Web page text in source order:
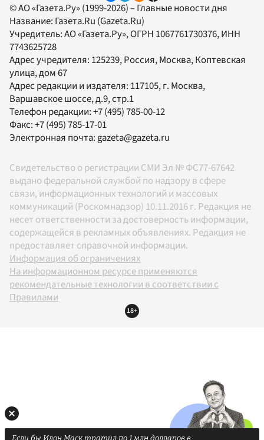
© АО «Газета.Ру» (1999-2026) – Главные новости дня
Название: Газета.Ru (Gazeta.Ru)
Учредитель:АО «Газета.Ру», ОГРН 1067761730376, ИНН
7743625728
Адрес учредителя: 125239, Россия, Москва, Коптевская
улица, дом 67
Адрес редакции и издателя: 117105, г. Москва,
Варшавское шоссе, д.9, стр.1
Телефон редакции:+7 (495) 785-00-12
Факс:+7 (495) 785-17-01
Электронная почта:gazeta@gazeta.ru
Свидетельство о регистрации СМИ Эл № ФС77-67642
выдано федеральной службой по надзору в сфере
связи, информационных технологий и массовых
коммуникаций (Роскомнадзор) 10.11.2016 г. Редакция не
несет ответственности за достоверность информации,
содержащейся в рекламных объявлениях. Редакция не
предоставляет справочной информации.
Информация об ограничениях
На информационном ресурсе применяются
рекомендательные технологии в соответствии с
Правилами
18+
Если бы Илон Маск тратил по 1 млн долларов в